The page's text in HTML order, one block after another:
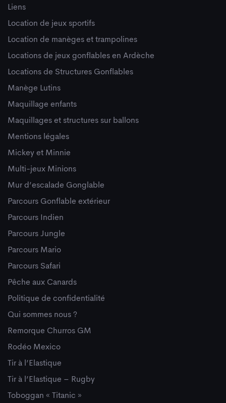
Liens
Location de jeux sportifs
Location de manèges et trampolines
Locations de jeux gonflables en Ardèche
Locations de Structures Gonflables
Manège Lutins
Maquillage enfants
Maquillages et structures sur ballons
Mentions légales
Mickey et Minnie
Multi-jeux Minions
Mur d’escalade Gonglable
Parcours Gonflable extérieur
Parcours Indien
Parcours Jungle
Parcours Mario
Parcours Safari
Pêche aux Canards
Politique de confidentialité
Qui sommes nous ?
Remorque Churros GM
Rodéo Mexico
Tir à l’Elastique
Tir à l’Elastique – Rugby
Toboggan « Titanic »